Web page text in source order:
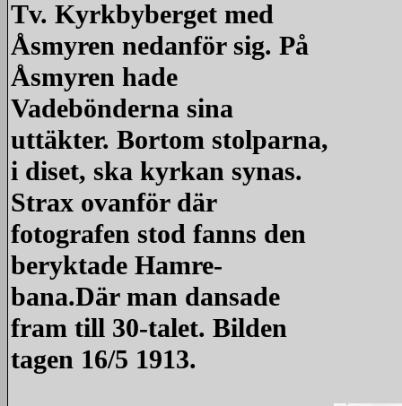
Tv. Kyrkbyberget med
Åsmyren nedanför sig. På
Åsmyren hade
Vadebönderna sina
uttäkter. Bortom stolparna,
i diset, ska kyrkan synas.
Strax ovanför där
fotografen stod fanns den
beryktade Hamre-
bana.Där man dansade
fram till 30-talet. Bilden
tagen 16/5 1913.